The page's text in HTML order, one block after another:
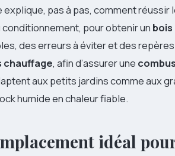
explique, pas à pas, comment réussir
conditionnement, pour obtenir un
des erreurs à éviter et des
chauffage, afin d’assurer une
aux petits jardins comme aux
humide en chaleur fiable.
idéal